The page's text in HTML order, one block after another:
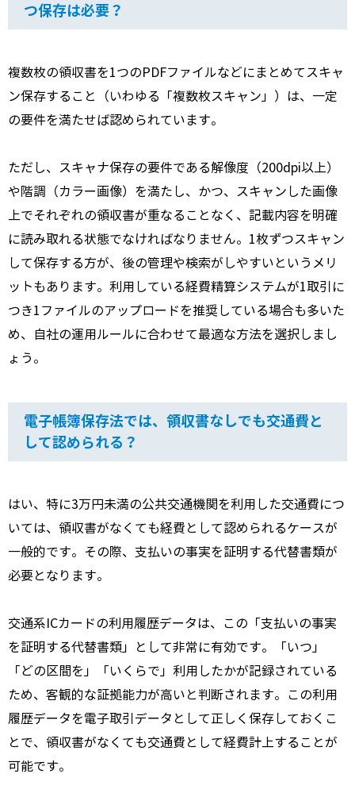
つ保存は必要？
複数枚の領収書を1つのPDFファイルなどにまとめてスキャ
ン保存すること（いわゆる「複数枚スキャン」）は、一定
の要件を満たせば認められています。
ただし、スキャナ保存の要件である解像度（200dpi以上）
や階調（カラー画像）を満たし、かつ、スキャンした画像
上でそれぞれの領収書が重なることなく、記載内容を明確
に読み取れる状態でなければなりません。1枚ずつスキャン
して保存する方が、後の管理や検索がしやすいというメリ
ットもあります。利用している経費精算システムが1取引に
つき1ファイルのアップロードを推奨している場合も多いた
め、自社の運用ルールに合わせて最適な方法を選択しまし
ょう。
電子帳簿保存法では、領収書なしでも交通費と
して認められる？
はい、特に3万円未満の公共交通機関を利用した交通費につ
いては、領収書がなくても経費として認められるケースが
一般的です。その際、支払いの事実を証明する代替書類が
必要となります。
交通系ICカードの利用履歴データは、この「支払いの事実
を証明する代替書類」として非常に有効です。「いつ」
「どの区間を」「いくらで」利用したかが記録されている
ため、客観的な証拠能力が高いと判断されます。この利用
履歴データを電子取引データとして正しく保存しておくこ
とで、領収書がなくても交通費として経費計上することが
可能です。